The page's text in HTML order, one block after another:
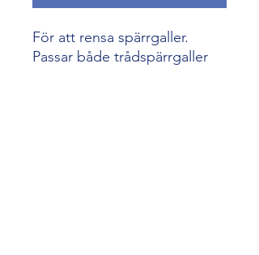
För att rensa spärrgaller.
Passar både trådspärrgaller